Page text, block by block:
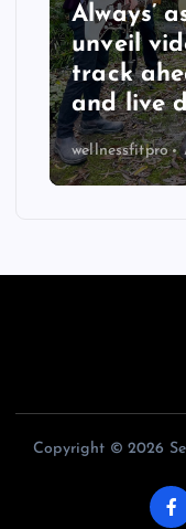
Always’
unveil
track
and live
wellnessfitpro
Copyright © 2026